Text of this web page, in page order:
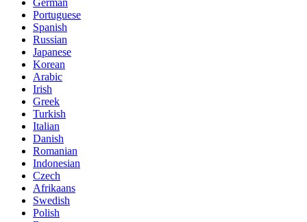
German
Portuguese
Spanish
Russian
Japanese
Korean
Arabic
Irish
Greek
Turkish
Italian
Danish
Romanian
Indonesian
Czech
Afrikaans
Swedish
Polish